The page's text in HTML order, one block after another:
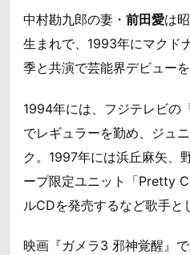
中村勘九郎の妻・ 前田愛は
生まれで、1993年にマクド
季と共演で芸能界デビューを
1994年には、フジテレビの
でレギュラーを勤め、ジュ
ク。1997年には浜丘麻矢、
ープ限定ユニット「Pretty
ルCDを発売するなど歌手と
映画『ガメラ3 邪神覚醒』